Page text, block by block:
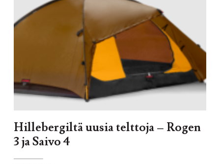
Hillebergiltä uusia telttoja – Rogen
3 ja Saivo 4